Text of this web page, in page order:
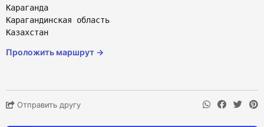
Караганда
Карагандинская область
Казахстан
Проложить маршрут →
Отправить другу